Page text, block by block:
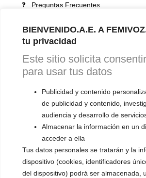
BIENVENIDO.A.E. A
tu privacidad
Este sitio solicita
para usar tus datos
Publicidad y contenido
de publicidad y contenido,
audiencia y desarrollo de
Almacenar la información en un
acceder a ella
Tus datos personales se tratarán y la
dispositivo (cookies, identificadores
del dispositivo) podrá ser almacenada,
❓ Preguntas Frecuentes
VOCES LGBTQIA+ 🏳️‍🌈
▪️ Feminización de la voz
▪️ Masculinización de la voz
▪️ Neutralización de la voz
▪️ Dualización de la voz
▪️ Androginización de la voz
OTRAS SESIONES
▪️ Caracterización de la voz